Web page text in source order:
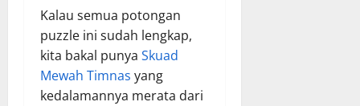
Kalau semua potongan
puzzle ini sudah lengkap,
kita bakal punya Skuad
Mewah Timnas yang
kedalamannya merata dari